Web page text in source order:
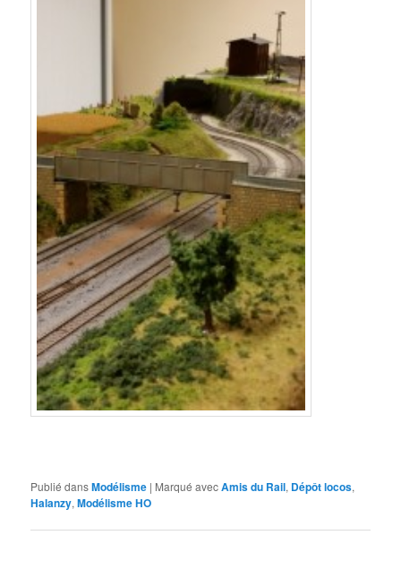
Publié dansModélisme | Marqué avecAmis du Rail, Dépôt locos,
Halanzy,Modélisme HO